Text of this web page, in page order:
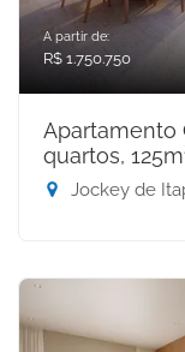
A partir de:
R$ 1.750.750
Apartamento
quartos,
Jockey de